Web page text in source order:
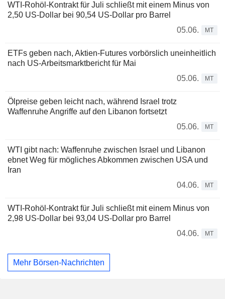
WTI-Rohöl-Kontrakt für Juli schließt mit einem Minus von
2,50 US-Dollar bei 90,54 US-Dollar pro Barrel
05.06.
MT
ETFs geben nach, Aktien-Futures vorbörslich uneinheitlich
nach US-Arbeitsmarktbericht für Mai
05.06.
MT
Ölpreise geben leicht nach, während Israel trotz
Waffenruhe Angriffe auf den Libanon fortsetzt
05.06.
MT
WTI gibt nach: Waffenruhe zwischen Israel und Libanon
ebnet Weg für mögliches Abkommen zwischen USA und
Iran
04.06.
MT
WTI-Rohöl-Kontrakt für Juli schließt mit einem Minus von
2,98 US-Dollar bei 93,04 US-Dollar pro Barrel
04.06.
MT
Mehr Börsen-Nachrichten